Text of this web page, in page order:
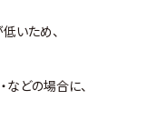
いため、
・などの場合に、